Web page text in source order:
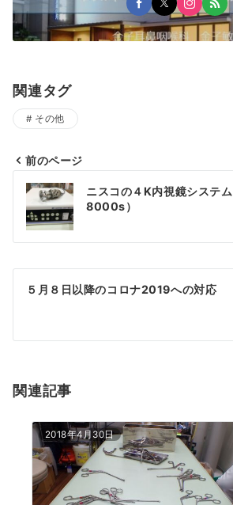
関連タグ
その他
投
稿
ナ
ビ
ゲ
シ
ン
前のページ
ニスコの４K内視鏡システ
8000s）
５月８日以降のコロナ2019への対応
関連記事
2018年4月30日